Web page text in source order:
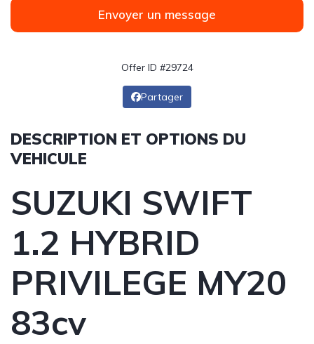
Envoyer un message
Offer ID #29724
Partager
DESCRIPTION ET OPTIONS DU
VEHICULE
SUZUKI SWIFT
1.2 HYBRID
PRIVILEGE MY20
83cv